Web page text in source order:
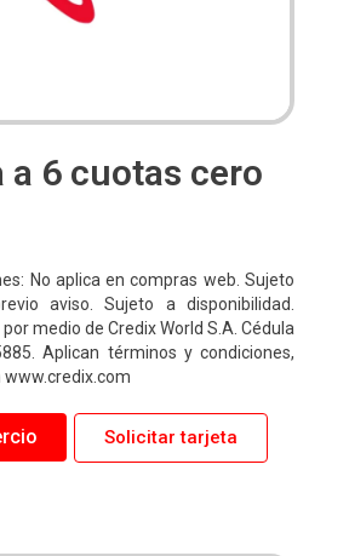
a 6 cuotas cero
No aplica en compras web. Sujeto
aviso. Sujeto a disponibilidad.
medio de Credix World S.A. Cédula
Aplican términos y condiciones,
Solicitar tarjeta